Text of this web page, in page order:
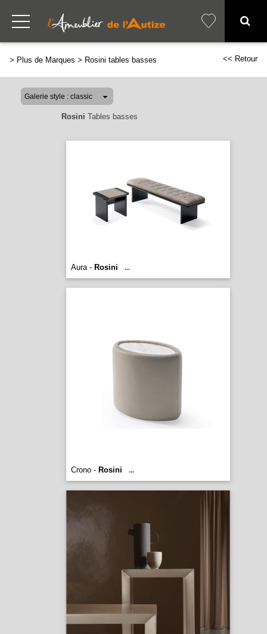
> Plus de Marques > Rosini tables basses << Retour
Rosini Tables basses
Aura - Rosini ...
Crono - Rosini ...